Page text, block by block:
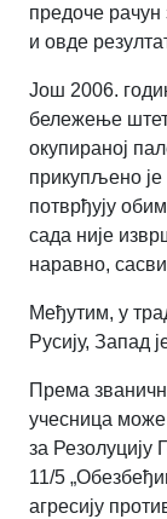
предоче рачун
и овде
Још 2006.
бележење
окупираној
прикупљено
потврђују
сада није
наравно,
Међутим, у
Русију, Запад
Према
учесница може
за
11/5
агресију